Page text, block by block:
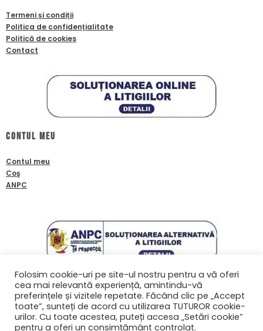
Termeni și condiții
Politica de confidențialitate
Politică de cookies
Contact
Contul meu
Contul meu
Coş
ANPC
Contact
0761601933
contact@biafanoptix.ro
Folosim cookie-uri pe site-ul nostru pentru a vă oferi
cea mai relevantă experiență, amintindu-vă
preferințele și vizitele repetate. Făcând clic pe „Accept
toate”, sunteți de acord cu utilizarea TUTUROR cookie-
urilor. Cu toate acestea, puteți accesa „Setări cookie”
pentru a oferi un consimțământ controlat.